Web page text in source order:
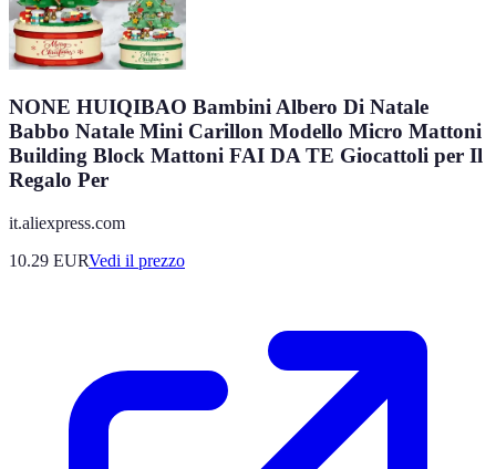
NONE HUIQIBAO Bambini Albero Di Natale
Babbo Natale Mini Carillon Modello Micro Mattoni
Building Block Mattoni FAI DA TE Giocattoli per Il
Regalo Per
it.aliexpress.com
10.29 EURVedi il prezzo